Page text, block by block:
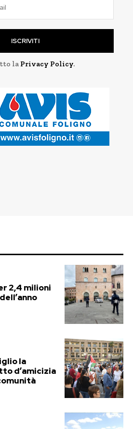
ISCRIVITI
la Privacy Policy.
2,4 milioni
la
d’amicizia